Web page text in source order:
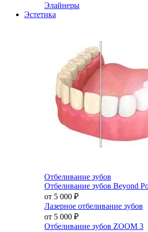
Элайнеры
Эстетика
Отбеливание зубов
Отбеливание зубов Beyond
от 5 000 ₽
Лазерное отбеливание зубов
от 5 000 ₽
Отбеливание зубов ZOOM 3